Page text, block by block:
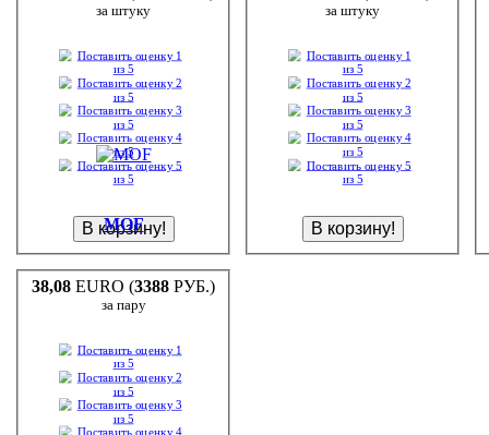
за штуку за штуку
MOF
38,08 EURO (3388 РУБ.)
за пару